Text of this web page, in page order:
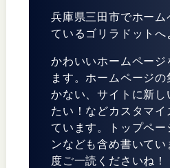
兵庫県三田市でホーム
ているゴリラドットへ
かわいいホームページ
ます。ホームページ
かない、サイトに新し
たい！などカスタマイ
ています。トップペー
ンなども含め書いて
度ご一読くださいね！